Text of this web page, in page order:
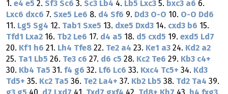
1. e4 e5 2. Sf3 Sc6 3. Sc3 Lb4 4. Lb5 Lxc3 5. bxc3 a6 6.
Lxc6 dxc6 7. Sxe5 Le6 8. d4 Sf6 9. Dd3 O-O 10. O-O Dd6
11. Lg5 Sg4 12. Tab1 Sxe5 13. dxe5 Dxd3 14. cxd3 b6 15.
Tfd1 Lxa2 16. Tb2 Le6 17. d4 a5 18. d5 cxd5 19. exd5 Ld7
20. Kf1 h6 21. Lh4 Tfe8 22. Te2 a4 23. Ke1 a3 24. Kd2 a2
25. Ta1 Lb5 26. Te3 c6 27. d6 c5 28. Kc2 Te6 29. Kb3 c4+
30. Kb4 Ta5 31. f4 g6 32. Lf6 Lc6 33. Kxc4 Tc5+ 34. Kd3
Td5+ 35. Kc2 Ta5 36. Te2 La4+ 37. Kb2 Lb5 38. Td2 Ta4 39.
g3 g5 40. d7 Lxd7 41. Txd7 gxf4 42. Td8+ Kh7 43. h4 fxg3